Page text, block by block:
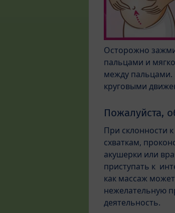
Осторожно
пальцами и
между пальцами.
круговыми
Пожалуйста,
При склонности
схваткам,
акушерки или
приступать к
как массаж
нежелательную
деятельность.